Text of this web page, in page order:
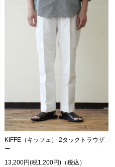
KIFFE（キッフェ） 2タックトラウザ
ー
13,200円(税1,200円)（税込）